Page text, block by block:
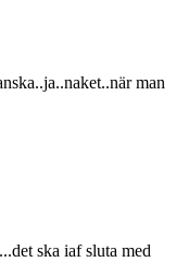
man
ska iaf sluta med